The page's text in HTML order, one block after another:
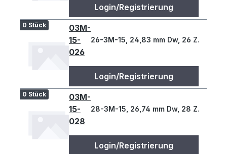
Login/Registrierung
0 Stück
03M-
15-
026
26-3M-15, 24,83 mm Dw, 26 Z., 3 T
Login/Registrierung
0 Stück
03M-
15-
028
28-3M-15, 26,74 mm Dw, 28 Z., 3 T
Login/Registrierung